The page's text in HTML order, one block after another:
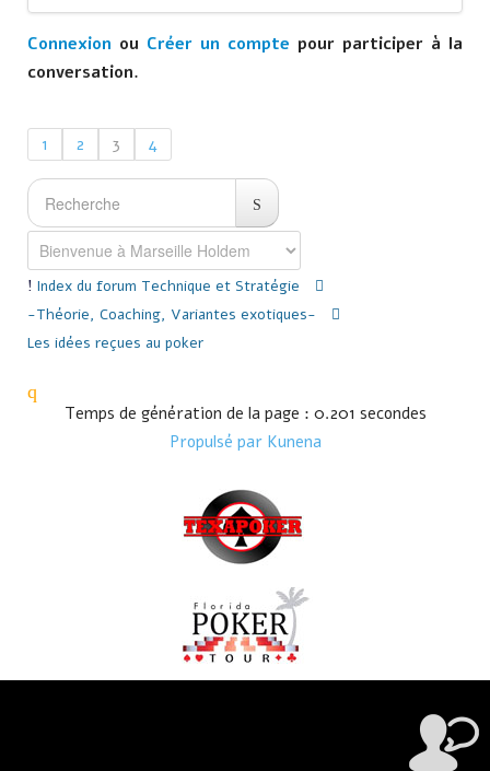
Connexion ou Créer un compte pour participer à la
conversation.
1 2 3 4
Index du forum Technique et Stratégie
-Théorie, Coaching, Variantes exotiques-
Les idées reçues au poker
Temps de génération de la page : 0.201 secondes
Propulsé par Kunena